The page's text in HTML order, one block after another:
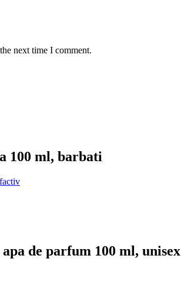
next time I comment.
100 ml, barbati
de parfum 100 ml, unisex